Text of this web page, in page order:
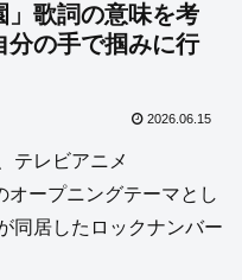
」歌詞の意味を考
分の手で掴みに行
2026.06.15
テレビアニメ
オープニングテーマとし
同居したロックナンバー